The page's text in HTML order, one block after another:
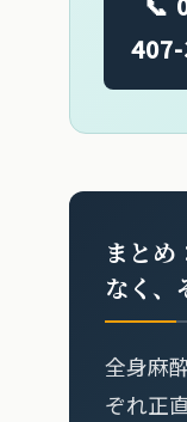
まとめ
なく、
全身麻
ぞれ正